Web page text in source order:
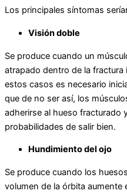
Los principales síntomas
Visión doble
Se produce cuando un
atrapado dentro de la
estos casos es necesario
que de no ser así, los
adherirse al hueso fracturado
probabilidades de salir bien.
Hundimiento del ojo
Se produce cuando los
volumen de la órbita aumente